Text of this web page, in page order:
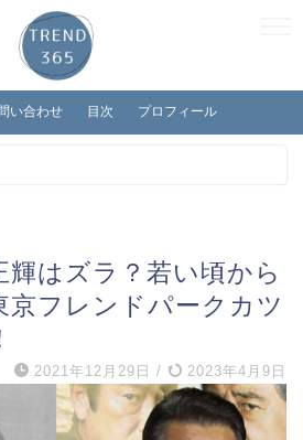
い合わせ 目次 プロフィール
輝はズラ？若い頃から
京フレンドパークカツ
2021年12月29日 / 2023年4月9日